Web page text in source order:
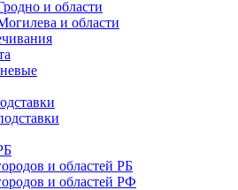
и области
и области
и областей РБ
и областей РФ